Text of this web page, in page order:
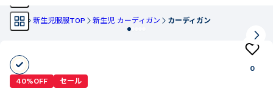
TOP 新生児服服TOP 新生児 カーディガン カーディガン
0
40%OFF
セール